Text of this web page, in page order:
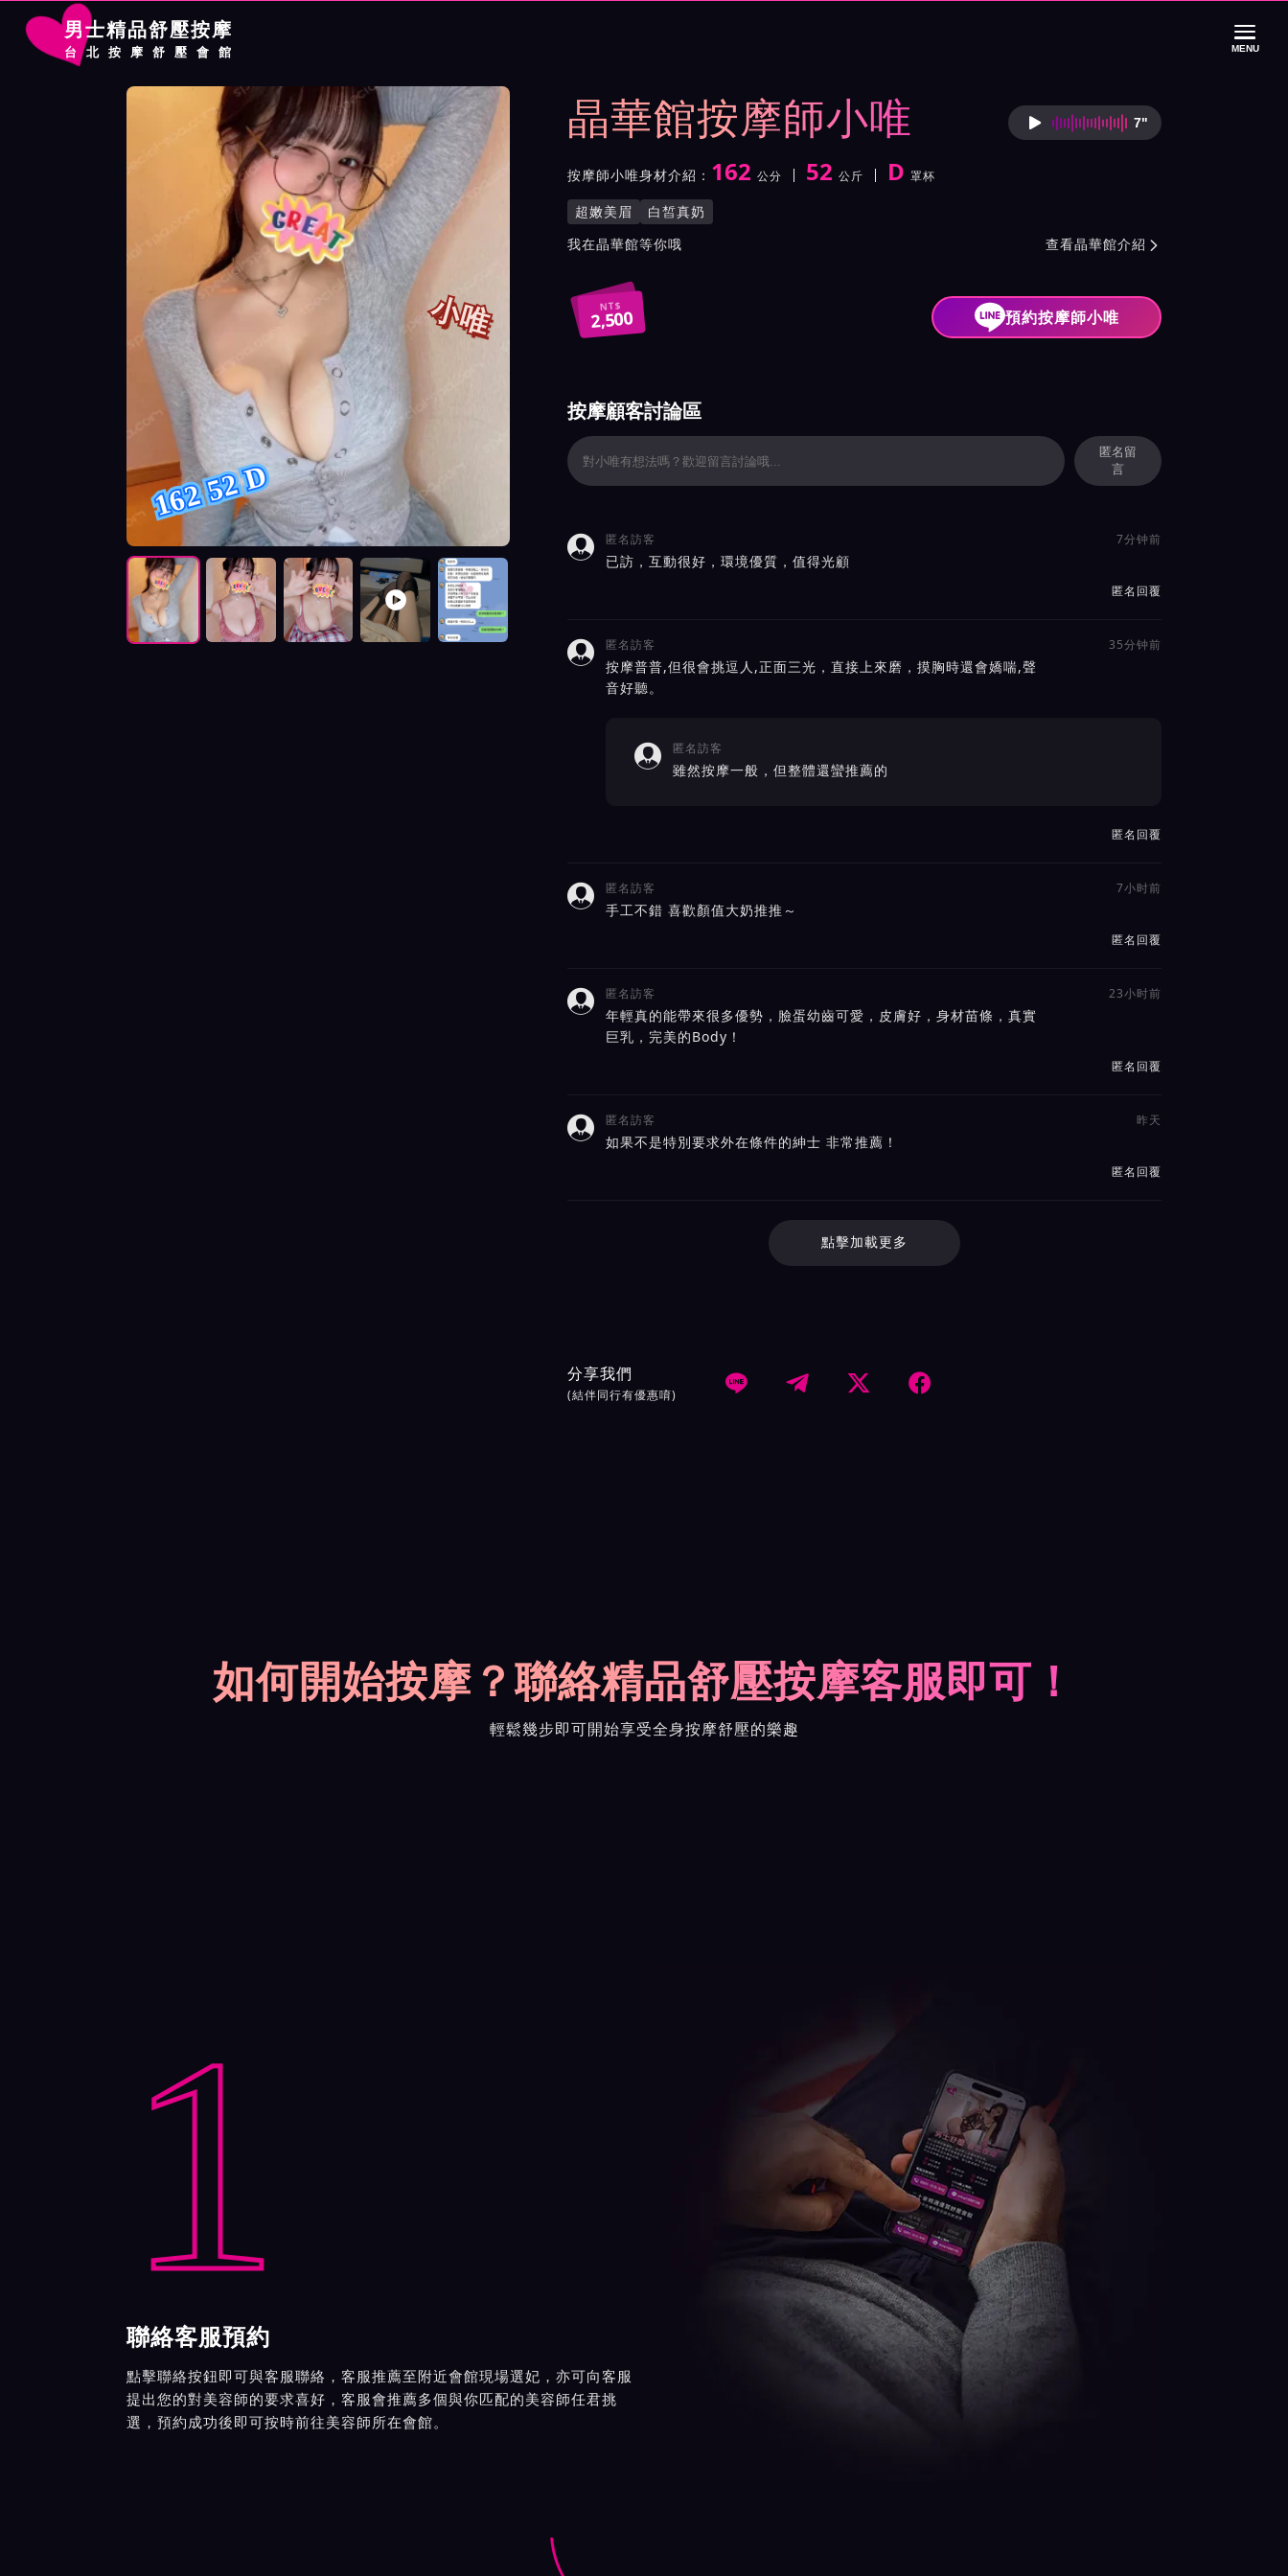
男士精品舒壓按摩
台北按摩舒壓會館 MENU
晶華館按摩師小唯詳細介紹
晶華館按摩師小唯 按摩師小唯語音介
7"
按摩師小唯身材介紹： 身高
162 公分
體重 52 公斤
罩杯 D 罩杯
按摩師小唯服務風格與特色
超嫩美眉 白皙真奶
按摩師小唯所屬按摩會館介紹與班表
我在晶華館等你哦 查看晶華館介紹 
NT$
2,500 預約按摩師小唯
晶華館按摩師小唯照片展示與影片介紹及客戶評價截屏
小唯
162 52 D
按摩師小唯照片展示與影片介紹及客戶評價截屏展示
按摩顧客討論區
匿名留
言
 匿名訪客 7分钟前
已訪，互動很好，環境優質，值得光顧
匿名回覆
 匿名訪客 35分钟前
按摩普普,但很會挑逗人,正面三光，直接上來磨，摸胸時還會嬌喘,聲
音好聽。
 匿名訪客
雖然按摩一般，但整體還蠻推薦的
匿名回覆
 匿名訪客 7小时前
手工不錯 喜歡顏值大奶推推～
匿名回覆
 匿名訪客 23小时前
年輕真的能帶來很多優勢，臉蛋幼齒可愛，皮膚好，身材苗條，真實
巨乳，完美的Body！
匿名回覆
 匿名訪客 昨天
如果不是特別要求外在條件的紳士 非常推薦！
匿名回覆
點擊加載更多
分享我們
(結伴同行有優惠唷)
   
如何開始按摩？聯絡精品舒壓按摩客服即可！
輕鬆幾步即可開始享受全身按摩舒壓的樂趣
1
聯絡客服預約
點擊聯絡按鈕即可與客服聯絡，客服推薦至附近會館現場選妃，亦可向客服
提出您的對美容師的要求喜好，客服會推薦多個與你匹配的美容師任君挑
選，預約成功後即可按時前往美容師所在會館。